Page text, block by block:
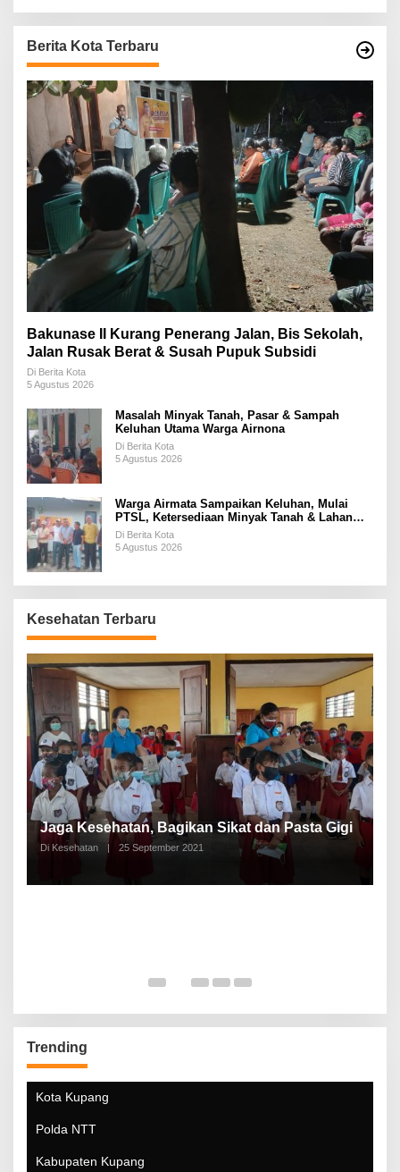
Berita Kota Terbaru
Bakunase II Kurang Penerang Jalan, Bis Sekolah,
Jalan Rusak Berat & Susah Pupuk Subsidi
Di Berita Kota
5 Agustus 2026
Masalah Minyak Tanah, Pasar & Sampah
Keluhan Utama Warga Airnona
Di Berita Kota
5 Agustus 2026
Warga Airmata Sampaikan Keluhan, Mulai
PTSL, Ketersediaan Minyak Tanah & Lahan
Pemakaman
Di Berita Kota
5 Agustus 2026
Kesehatan Terbaru
Jaga Kesehatan, Bagikan Sikat dan Pasta Gigi
Di Kesehatan | 25 September 2021
Trending
Kota Kupang
Polda NTT
Kabupaten Kupang